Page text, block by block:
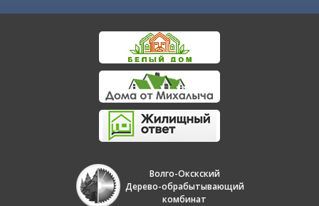
Волго-Окскский
Дерево-обрабытывающий
комбинат